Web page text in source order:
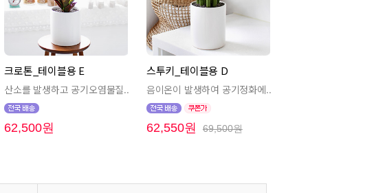
크로톤_테이블용 E
산소를 발생하고 공기오염물질..
62,500원
스투키_테이블용 D
음이온이 발생하여 공기정화에..
62,550원 69,500원